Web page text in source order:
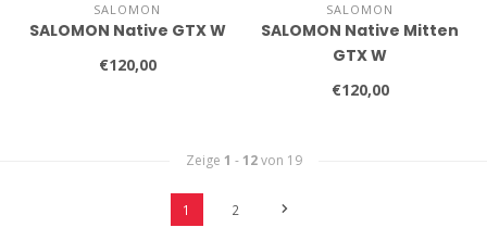
SALOMON
SALOMON Native GTX W
€120,00
SALOMON
SALOMON Native Mitten
GTX W
€120,00
Zeige 1 - 12von 19
1 2